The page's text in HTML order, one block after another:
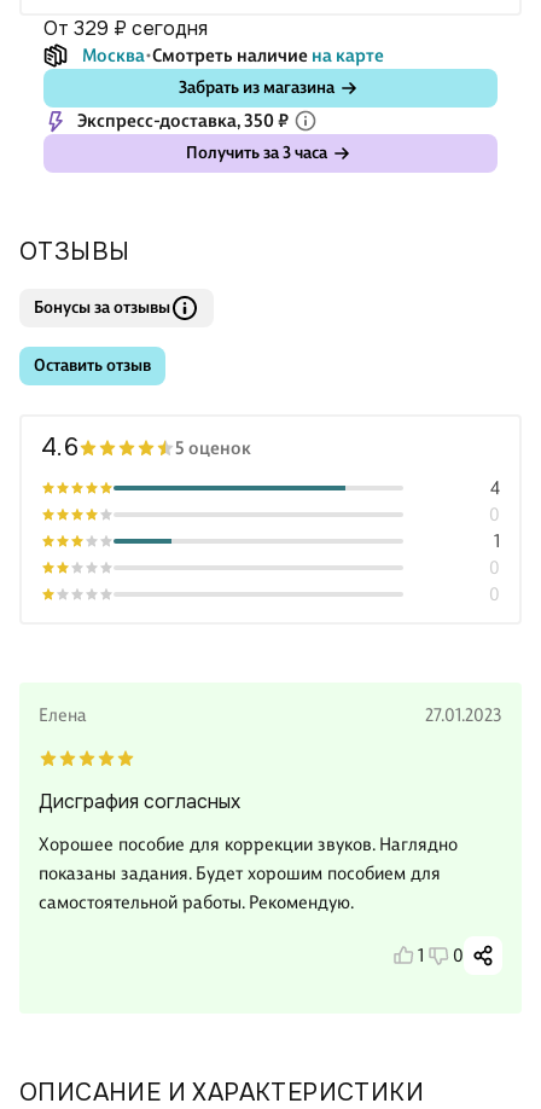
от 329 ₽ сегодня
Москва Смотреть наличие на карте
Забрать из магазина
Экспресс-доставка, 350 ₽
Получить за 3 часа
ОПИСАНИЕ И ХАРАКТЕРИСТИКИ
ОТЗЫВЫ
Бонусы за отзывы
Оставить отзыв
4.6 5 оценок
0
0
1
0
4
Елена 27.01.2023
Дисграфия согласных
Хорошее пособие для коррекции звуков. Наглядно
показаны задания. Будет хорошим пособием для
самостоятельной работы. Рекомендую.
1 0